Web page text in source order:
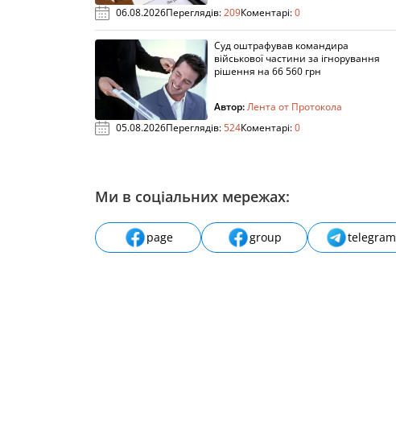
06.08.2026Переглядів:209Коментарі:0
Суд оштрафував командира
військової частини за ігнорування
рішення на 66 560 грн
Автор:Лента от Протокола
05.08.2026Переглядів:524Коментарі:0
Ми в соціальних мережах:
page group telegram